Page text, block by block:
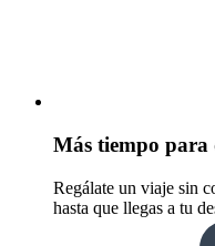
Más tiempo
Regálate un viaje sin
hasta que llegas a tu